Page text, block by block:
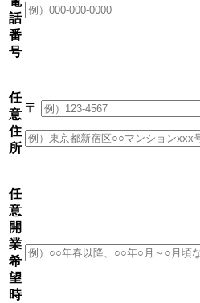
話
番
号
任
意
住
所
〒
任
意
開
業
希
望
時